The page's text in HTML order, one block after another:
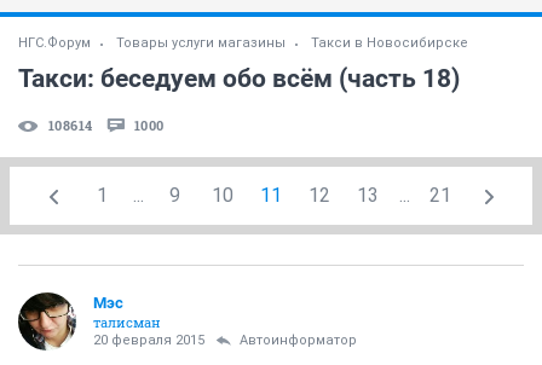
НГС.Форум Товары услуги магазины Такси в Новосибирске
Такси: беседуем обо всём (часть 18)
108614 1000
1 ... 9 10 11 12 13 ... 21
Мэс
талисман
20 февраля 2015 Автоинформатор